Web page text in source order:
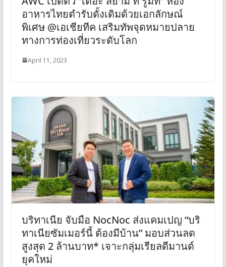
อาหารไทยตำรับดั้งเดิมด้วยเอกลักษณ์
พิเศษ @เอเชียทีค เสริมทัพจุดหมายปลาย
ทางการท่องเที่ยวระดับโลก
April 11, 2023
บริทาเนีย จับมือ NocNoc ส่งแคมเปญ “บริ
ทาเนียซัมเมอร์นี้ ต้องมีบ้าน” มอบส่วนลด
สูงสุด 2 ล้านบาท* เจาะกลุ่มเรียลดีมานด์
ยุคใหม่